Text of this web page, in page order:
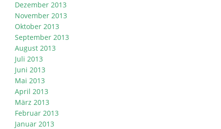
Dezember 2013
November 2013
Oktober 2013
September 2013
August 2013
Juli 2013
Juni 2013
Mai 2013
April 2013
März 2013
Februar 2013
Januar 2013